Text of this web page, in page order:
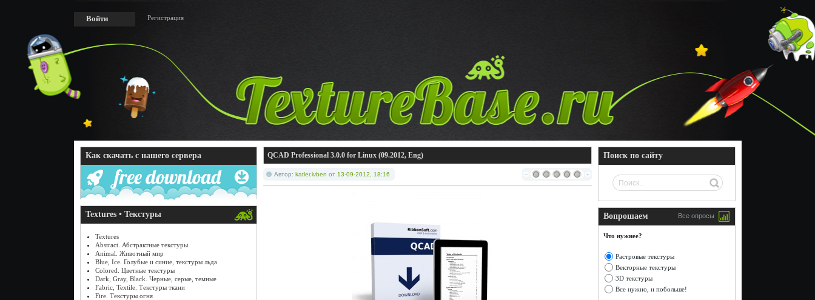
Войти Регистрация
Как скачать с нашего сервера
Textures • Текстуры
Textures
Abstract. Абстрактные текстуры
Animal. Животный мир
Blue, Ice. Голубые и синие, текстуры льда
Colored. Цветные текстуры
Dark, Gray, Black. Черные, серые, темные
Fabric, Textile. Текстуры ткани
Fire. Текстуры огня
QCAD Professional 3.0.0 for Linux (09.2012, Eng)
Автор: katler.ivben от 13-09-2012, 18:16
Поиск по сайту
Вопрошаем Все опросы
Что нужнее?
Растровые текстуры
Векторные текстуры
3D текстуры
Все нужно, и побольше!